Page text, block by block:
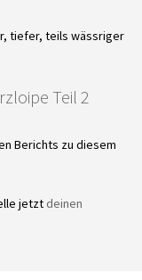
tiefer, teils wässriger
Teil 2
Berichts zu diesem
jetzt deinen